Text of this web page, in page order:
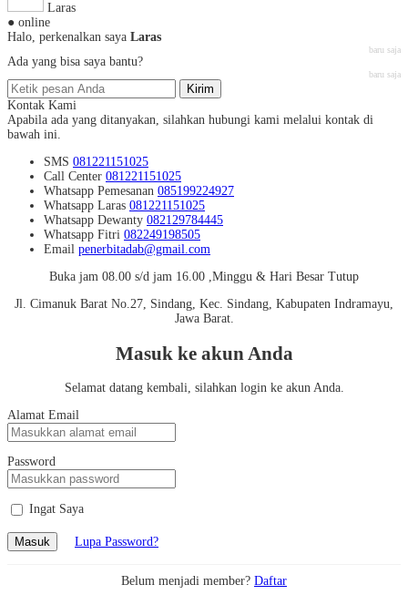
Laras
● online
Halo, perkenalkan saya Laras
baru saja
Ada yang bisa saya bantu?
baru saja
Kirim
Kontak Kami
Apabila ada yang ditanyakan, silahkan hubungi kami melalui kontak di
bawah ini.
SMS 081221151025
Call Center 081221151025
Whatsapp Pemesanan 085199224927
Whatsapp Laras 081221151025
Whatsapp Dewanty 082129784445
Whatsapp Fitri 082249198505
Email penerbitadab@gmail.com
Buka jam 08.00 s/d jam 16.00 ,Minggu & Hari Besar Tutup
Jl. Cimanuk Barat No.27, Sindang, Kec. Sindang, Kabupaten Indramayu,
Jawa Barat.
Masuk ke akun Anda
Selamat datang kembali, silahkan login ke akun Anda.
Alamat Email
Password
Ingat Saya
Masuk Lupa Password?
Belum menjadi member? Daftar